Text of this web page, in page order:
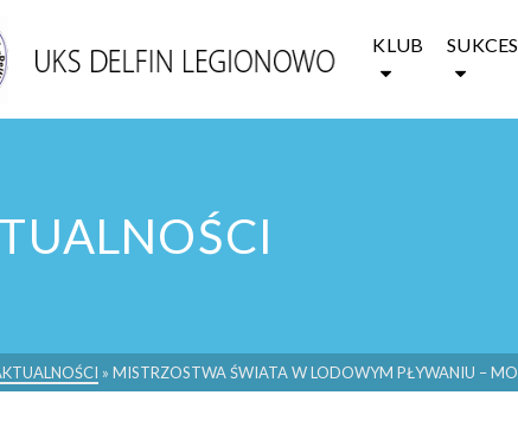
KLUB
» MISTRZOSTWA ŚWIATA W LODOWYM PŁYWANIU –